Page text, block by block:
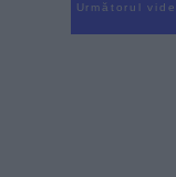
Următorul